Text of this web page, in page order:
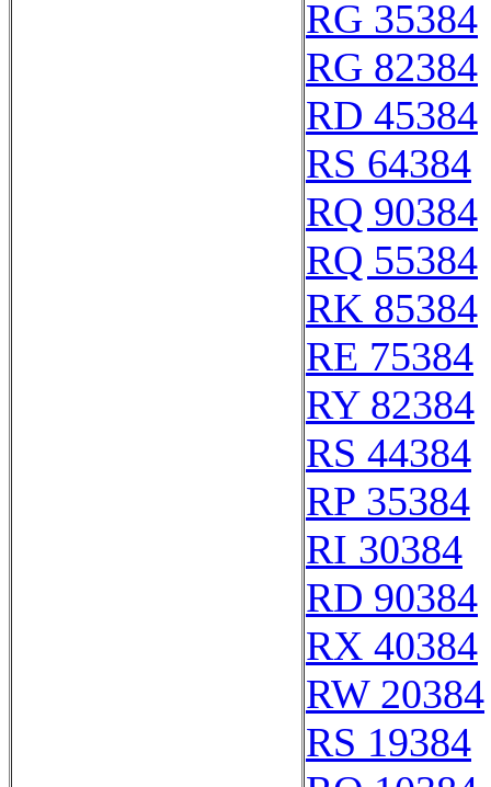
RG 35384
RG 82384
RD 45384
RS 64384
RQ 90384
RQ 55384
RK 85384
RE 75384
RY 82384
RS 44384
RP 35384
RI 30384
RD 90384
RX 40384
RW 20384
RS 19384